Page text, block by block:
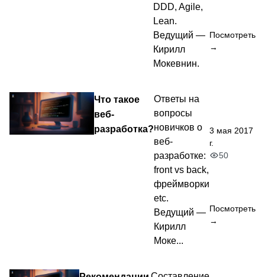
DDD, Agile,
Lean.
Ведущий —
Кирилл
Мокевнин.
Посмотреть
→
Что такое
веб-
разработка?
Ответы на
вопросы
новичков о
веб-
разработке:
front vs back,
фреймворки
etc.
Ведущий —
Кирилл
Моке...
3 мая 2017
г.
50
Посмотреть
→